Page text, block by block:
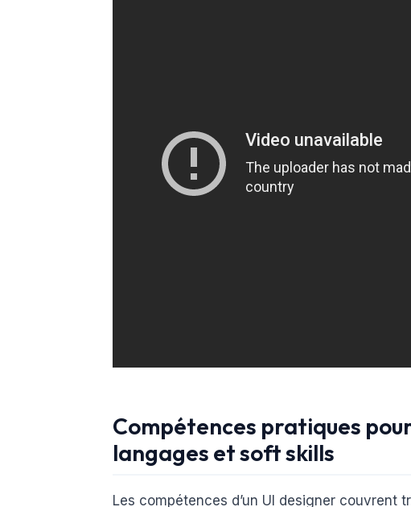
Compétences pratiques
langages et soft skills
Les compétences d’un UI designer couvrent